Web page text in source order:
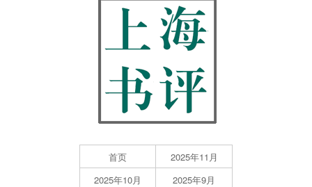
首页
2025年11月
2025年10月
2025年9月